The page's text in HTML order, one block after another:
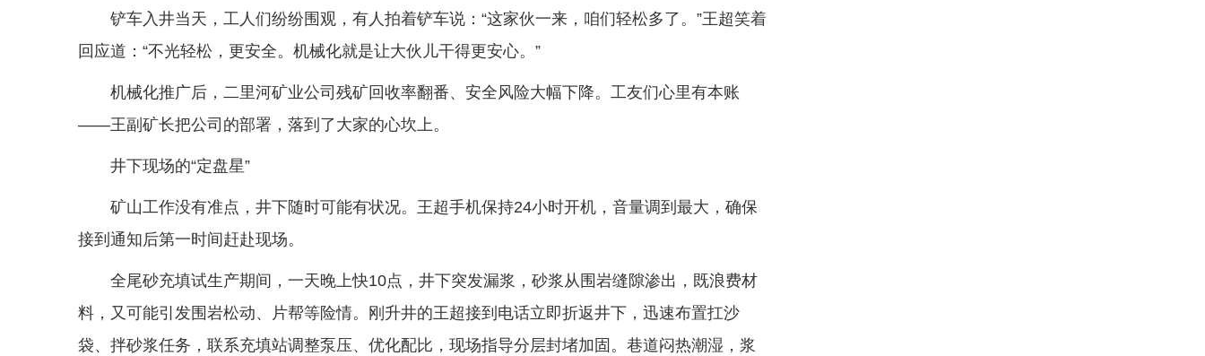
铲车入井当天，工人们纷纷围观，有人拍着铲车说：“这家伙一来，咱们轻松多了。”王超笑着
回应道：“不光轻松，更安全。机械化就是让大伙儿干得更安心。”
机械化推广后，二里河矿业公司残矿回收率翻番、安全风险大幅下降。工友们心里有本账
——王副矿长把公司的部署，落到了大家的心坎上。
井下现场的“定盘星”
矿山工作没有准点，井下随时可能有状况。王超手机保持24小时开机，音量调到最大，确保
接到通知后第一时间赶赴现场。
全尾砂充填试生产期间，一天晚上快10点，井下突发漏浆，砂浆从围岩缝隙渗出，既浪费材
料，又可能引发围岩松动、片帮等险情。刚升井的王超接到电话立即折返井下，迅速布置扛沙
袋、拌砂浆任务，联系充填站调整泵压、优化配比，现场指导分层封堵加固。巷道闷热潮湿，浆